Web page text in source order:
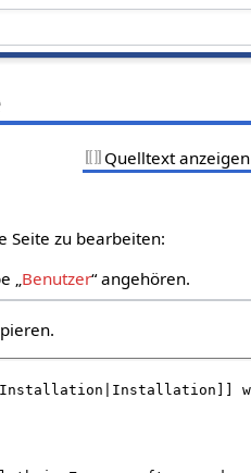
Quelltext anzeigen
Seite zu bearbeiten:
„Benutzer“ angehören.